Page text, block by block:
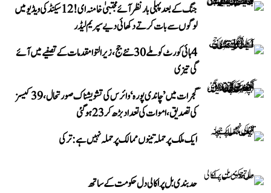
جنگ کے بعد پہلی بار نظر آئے مجتبیٰ خامنہ ای! 12 سیکنڈ کی ویڈیو میں
لوگوں سے بات کرتے دکھائی دیے سپریم لیڈر
4 ہائی کورٹ کو ملے 30 نئے جج، زیر التوا مقدمات کے تصفیے میں آئے
گی تیزی
گجرات میں ’چاندی پورہ‘ وائرس کی تشویشناک صورتحال، 39 کیسز
کی تصدیق، اموات کی تعداد بڑھ کر 23 ہوگئی
ایک ملک پر حملہ تینوں ممالک پر حملہ نہیں ہے: ترکی
حد بندی بل پر اکالی دل حکومت کے ساتھ